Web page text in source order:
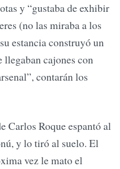
y “gustaba de exhibir
(no las miraba a los
estancia construyó un
cajones con
contarán los
Carlos Roque espantó al
y lo tiró al suelo. El
vez le mato el